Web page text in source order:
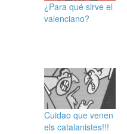
¿Para qué sirve el
valenciano?
Cuidao que venen
els catalanistes!!!